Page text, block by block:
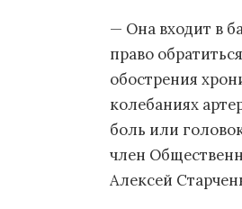
— Она входит в
право
обострения
колебаниях
боль или
член
Алексей